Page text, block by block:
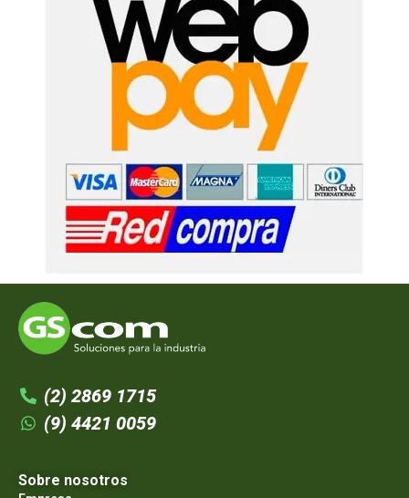
(2) 2869 1715
(9) 4421 0059
Sobre nosotros